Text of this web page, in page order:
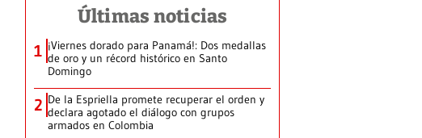
Últimas noticias
1 ¡Viernes dorado para Panamá!: Dos medallas
de oro y un récord histórico en Santo
Domingo
2 De la Espriella promete recuperar el orden y
declara agotado el diálogo con grupos
armados en Colombia